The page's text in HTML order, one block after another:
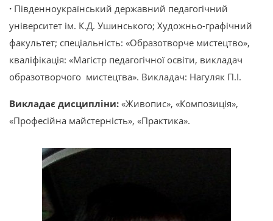
· Південноукраїнський державний педагогічний
університет ім. К.Д. Ушинського; Художньо-графічний
факультет; спеціальність: «Образотворче мистецтво»,
кваліфікація: «Магістр педагогічної освіти, викладач
образотворчого мистецтва». Викладач: Нагуляк П.І.
Викладає дисципліни: «Живопис», «Композиція»,
«Професійна майстерність», «Практика».